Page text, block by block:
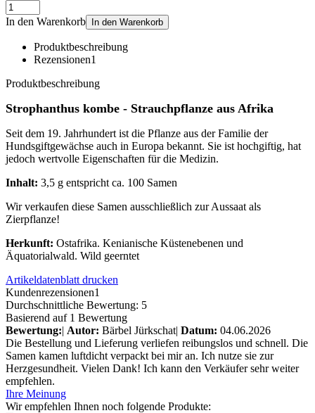
In den Warenkorb In den Warenkorb
Produktbeschreibung
Rezensionen1
Produktbeschreibung
Strophanthus kombe - Strauchpflanze aus Afrika
Seit dem 19. Jahrhundert ist die Pflanze aus der Familie der
Hundsgiftgewächse auch in Europa bekannt. Sie ist hochgiftig, hat
jedoch wertvolle Eigenschaften für die Medizin.
Inhalt: 3,5 g entspricht ca. 100 Samen
Wir verkaufen diese Samen ausschließlich zur Aussaat als
Zierpflanze!
Herkunft: Ostafrika. Kenianische Küstenebenen und
Äquatorialwald. Wild geerntet
Artikeldatenblatt drucken
Kundenrezensionen1
Durchschnittliche Bewertung: 5
Basierend auf 1 Bewertung
Bewertung:| Autor: Bärbel Jürkschat| Datum: 04.06.2026
Die Bestellung und Lieferung verliefen reibungslos und schnell. Die
Samen kamen luftdicht verpackt bei mir an. Ich nutze sie zur
Herzgesundheit. Vielen Dank! Ich kann den Verkäufer sehr weiter
empfehlen.
Ihre Meinung
Wir empfehlen Ihnen noch folgende Produkte: